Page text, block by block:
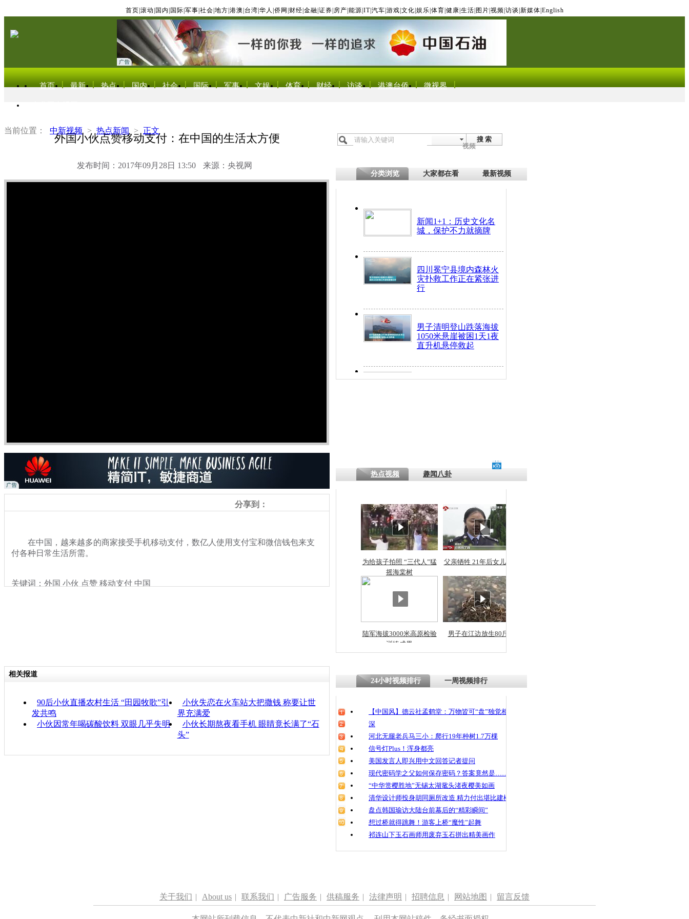
首页 滚动 国内 国际 军事 社会 地方 港澳 台湾 华人 侨网 财经 金融 证券 房产 能源 IT| 汽车 游戏 文化 娱乐 体育 健康 生活 图片 视频 访谈 新媒体 English
首页 最新 热点 国内 社会 国际 军事 文娱 体育 财经 访谈 港澳台侨 微视界
当前位置： 中新视频 > 热点新闻 > 正文
外国小伙点赞移动支付：在中国的生活太方便
发布时间：2017年09月28日 13:50 来源：央视网
搜 索
视频
分类浏览 大家都在看 最新视频
新闻1+1：历史文化名
城，保护不力就摘牌
四川冕宁县境内森林火
灾扑救工作正在紧张进
行
男子清明登山跌落海拔
1050米悬崖被困1天1夜
直升机悬停救起
探访传承四千年传统习
俗：近万民众为娥皇女
英省亲送行
小伙骑车逆行被查情绪
崩溃 网上回答崩溃原
四川兴文苗乡上万人欢
魂
移动支付让外国小伙子
爱不释手
分享到：
在中国，越来越多的商家接受手机移动支付，数亿人使用支付宝和微信钱包来支
付各种日常生活所需。
关键词：外国 小伙 点赞 移动支付 中国
热点视频 趣闻八卦
为给孩子拍照 “三代人”猛
摇海棠树
父亲牺牲 21年后女儿从警
陆军海拔3000米高原检验
训练成果
男子在江边放生80斤蛇
相关报道
90后小伙直播农村生活 “田园牧歌”引
发共鸣
小伙失恋在火车站大把撒钱 称要让世
界充满爱
小伙因常年喝碳酸饮料 双眼几乎失明
小伙长期熬夜看手机 眼睛竟长满了“石
头”
24小时视频排行 一周视频排行
【中国风】德云社孟鹤堂：万物皆可“盘”独觉相声
深
河北无腿老兵马三小：爬行19年种树1.7万棵
信号灯Plus！浑身都亮
美国发言人即兴用中文回答记者提问
现代密码学之父如何保存密码？答案竟然是……
“中华赏樱胜地”无锡太湖鼋头渚夜樱美如画
清华设计师投身胡同厕所改造 精力付出堪比建楼
盘点韩国瑜访大陆台前幕后的“精彩瞬间”
想过桥就得跳舞！游客上桥“魔性”起舞
祁连山下玉石画师用废弃玉石拼出精美画作
关于我们 | About us | 联系我们 | 广告服务 | 供稿服务 | 法律声明 | 招聘信息 | 网站地图 | 留言反馈